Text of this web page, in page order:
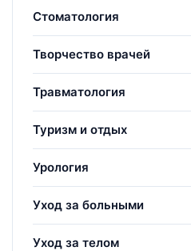
Стоматология
Творчество врачей
Травматология
Туризм и отдых
Урология
Уход за больными
Уход за телом